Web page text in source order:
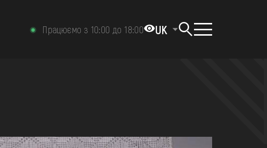
Працюємо з 10:00 до 18:00 UK